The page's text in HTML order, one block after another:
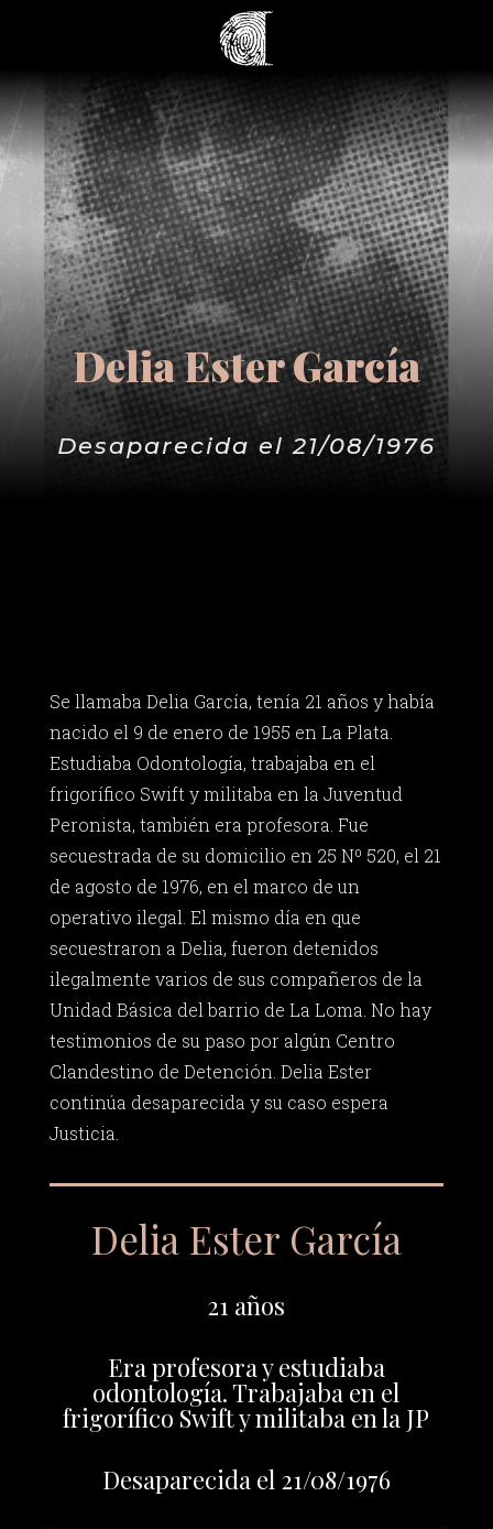
Delia Ester García
Desaparecida el 21/08/1976
Se llamaba Delia García, tenía 21 años y había
nacido el 9 de enero de 1955 en La Plata.
Estudiaba Odontología, trabajaba en el
frigorífico Swift y militaba en la Juventud
Peronista, también era profesora. Fue
secuestrada de su domicilio en 25 Nº 520, el 21
de agosto de 1976, en el marco de un
operativo ilegal. El mismo día en que
secuestraron a Delia, fueron detenidos
ilegalmente varios de sus compañeros de la
Unidad Básica del barrio de La Loma. No hay
testimonios de su paso por algún Centro
Clandestino de Detención. Delia Ester
continúa desaparecida y su caso espera
Justicia.
Delia Ester García
21 años
Era profesora y estudiaba
odontología. Trabajaba en el
frigorífico Swift y militaba en la JP
Desaparecida el 21/08/1976